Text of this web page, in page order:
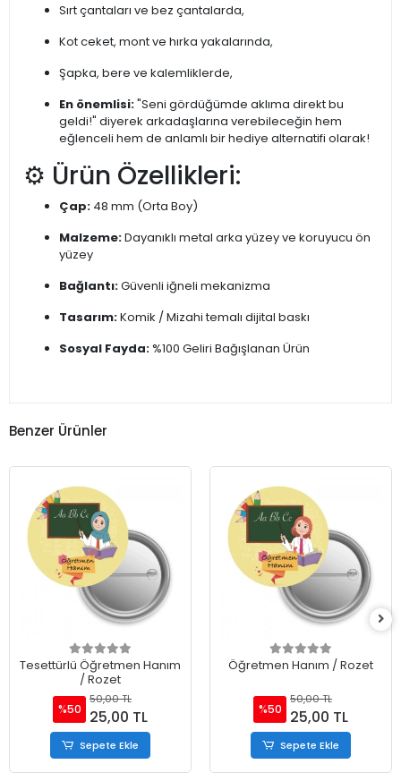
Sırt çantaları ve bez çantalarda,
Kot ceket, mont ve hırka yakalarında,
Şapka, bere ve kalemliklerde,
En önemlisi:"Seni gördüğümde aklıma direkt bu
geldi!" diyerek arkadaşlarına verebileceğin hem
eğlenceli hem de anlamlı bir hediye alternatifi olarak!
⚙️ Ürün Özellikleri:
Çap: 48 mm (Orta Boy)
Malzeme:Dayanıklı metal arka yüzey ve koruyucu ön
yüzey
Bağlantı:Güvenli iğneli mekanizma
Tasarım:Komik / Mizahi temalı dijital baskı
Sosyal Fayda: %100 Geliri Bağışlanan Ürün
Benzer Ürünler
Tesettürlü Öğretmen Hanım
/ Rozet
%50
50,00 TL
25,00 TL
Sepete Ekle
Öğretmen Hanım / Rozet
%50
50,00 TL
25,00 TL
Sepete Ekle